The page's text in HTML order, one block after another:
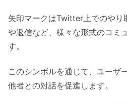
矢印マークはTwitter上でのやり
や返信など、様々な形式のコミ
す。
このシンボルを通じて、ユーザ
他者との対話を促進します。